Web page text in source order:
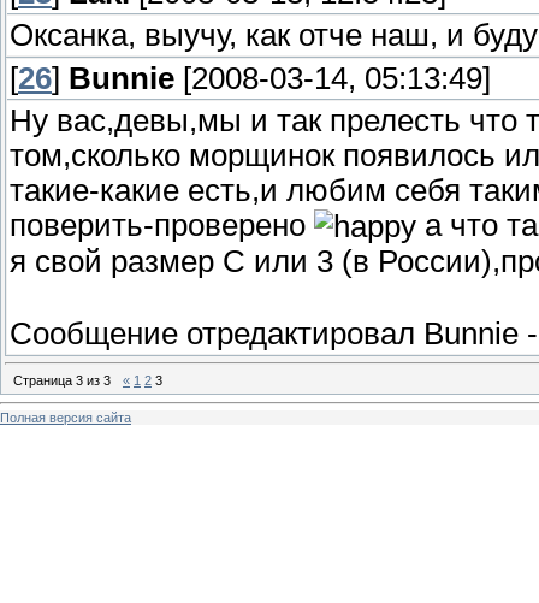
Оксанка, выучу, как отче наш, и
[26] Bunnie [2008-03-14, 05:13:49]
Ну вас,девы,мы и так прелесть что
том,сколько морщинок появилось
такие-какие есть,и любим себя
поверить-проверено
а что
я свой размер С или 3 (в
Сообщение отредактировал Bunnie
Страница 3 из 3 « 1 2 3
Полная версия сайта